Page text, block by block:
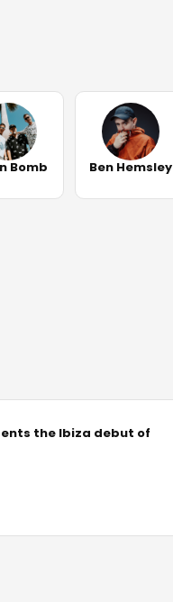
Bomb Ben Hemsley
the Ibiza debut of